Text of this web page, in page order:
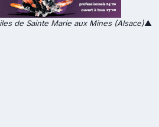
de Sainte Marie aux Mines (Alsace)▲